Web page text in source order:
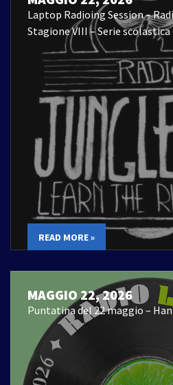
Laptop Radioing Session –
Stagione VIII – Serie scolastica
READ MORE »
MAGGIO 22, 2026
Puntatina del 22 maggio –